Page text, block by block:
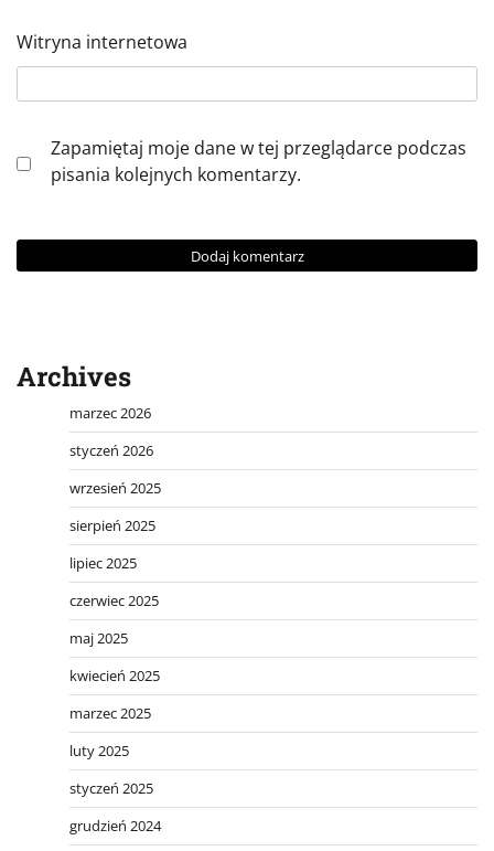
Witryna internetowa
Zapamiętaj moje dane w tej przeglądarce podczas
pisania kolejnych komentarzy.
Archives
marzec 2026
styczeń 2026
wrzesień 2025
sierpień 2025
lipiec 2025
czerwiec 2025
maj 2025
kwiecień 2025
marzec 2025
luty 2025
styczeń 2025
grudzień 2024